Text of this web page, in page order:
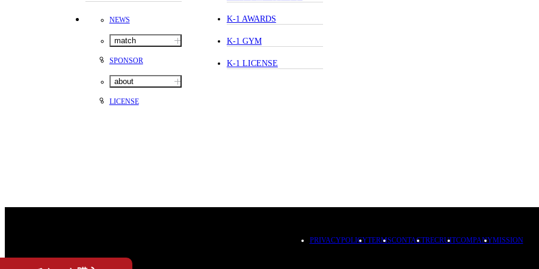
NEWS
match
SPONSOR
about
LICENSE
K-1 AWARDS
K-1 GYM
K-1 LICENSE
PRIVACYPOLICYTERMSCONTACTRECRUITCOMPANYMISSION